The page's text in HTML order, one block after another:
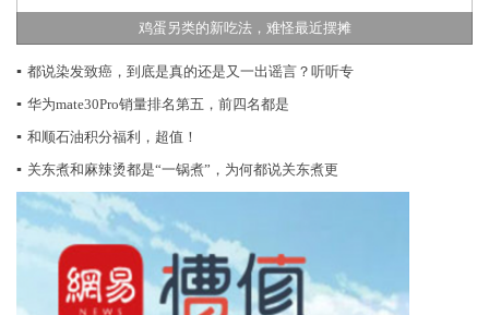
鸡蛋另类的新吃法，难怪最近摆摊
▪ 都说染发致癌，到底是真的还是又一出谣言？听听专
▪ 华为mate30Pro销量排名第五，前四名都是
▪ 和顺石油积分福利，超值！
▪ 关东煮和麻辣烫都是“一锅煮”，为何都说关东煮更